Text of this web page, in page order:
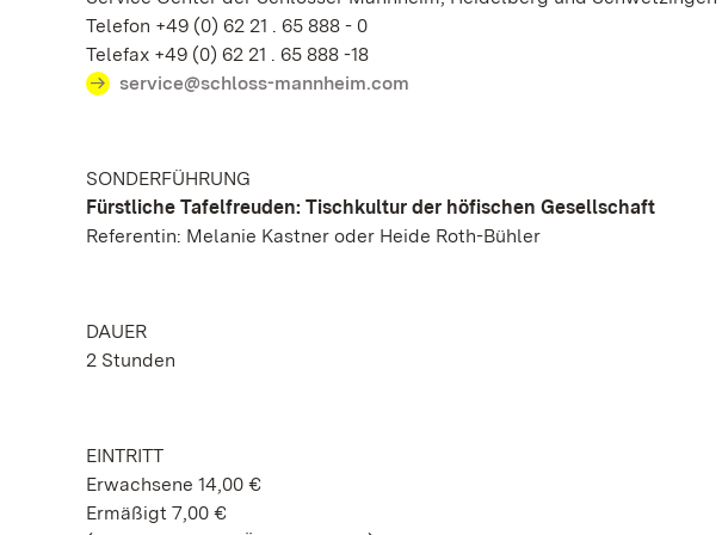
Telefon +49 (0) 62 21 . 65 888 - 0
Telefax +49 (0) 62 21 . 65 888 -18
service@schloss-mannheim.com
SONDERFÜHRUNG
Fürstliche Tafelfreuden: Tischkultur der höfischen Gesellschaft
Referentin: Melanie Kastner oder Heide Roth-Bühler
DAUER
2 Stunden
EINTRITT
Erwachsene 14,00 €
Ermäßigt 7,00 €